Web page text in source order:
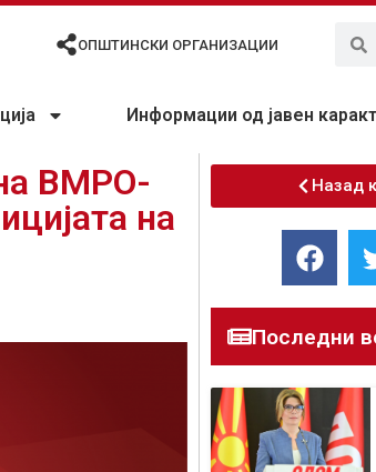
ОПШТИНСКИ ОРГАНИЗАЦИИ
Информации од јавен
ВМРО-
на
Назад
Последни